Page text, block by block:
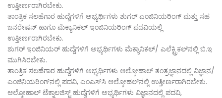
ಉತ್ತೀರ್ಣರಾಗಿರಬೇಕು.
ತಾಂತ್ರಿಕ ಸಲಹೆಗಾರ ಹುದ್ದೆಗಳಿಗೆ ಅಭ್ಯರ್ಥಿಗಳು ಶುಗರ್‌ ಎಂಜಿನಿಯರಿಂಗ್‌ ಮತ್ತು ಸಹ
ಜನರೇಷನ್‌ ಹಾಗೂ ಮೆಕ್ಯಾನಿಕಲ್‌ ಇಂಜಿನಿಯರಿಂಗ್‌ ಪದವಿಯಲ್ಲಿ
ಉತ್ತೀರ್ಣರಾಗಿರಬೇಕು.
ಶುಗರ್‌ ಇಂಜಿನಿಯರ್‌ ಹುದ್ದೆಗಳಿಗೆ ಅಭ್ಯರ್ಥಿಗಳು ಮೆಕ್ಯಾನಿಕಲ್‌/ ಎಲೆಕ್ಟ್ರಿಕಲ್‌ನಲ್ಲಿ ಬಿ.ಇ
ಮುಗಿಸಿರಬೇಕು.
ತಾಂತ್ರಿಕ ಸಲಹೆಗಾರ ಹುದ್ದೆಗಳಿಗೆ ಅಭ್ಯರ್ಥಿಗಳು ಆಲ್ಕೋಹಾಲ್‌ ತಂತ್ರಜ್ಞಾನದಲ್ಲಿ ವಿಜ್ಞಾನ/
ಎಂಜಿನಿಯರಿಂಗ್‌ನಲ್ಲಿ ಪದವಿ, ಎಂಎಸ್‌ಸಿ ಆಲ್ಕೋಹಲ್‌ನಲ್ಲಿ ಉತ್ತೀರ್ಣರಾಗಿರಬೇಕು.
ಆಲ್ಕೋಹಾಲ್‌ ಟೆಕ್ನಾಲಜಿಸ್ಟ್‌ ಹುದ್ದೆಗಳಿಗೆ ಅಭ್ಯರ್ಥಿಗಳು ವಿಜ್ಞಾನದಲ್ಲಿ ಪದವಿ,